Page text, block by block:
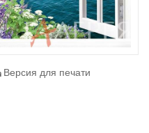
Версия для печати